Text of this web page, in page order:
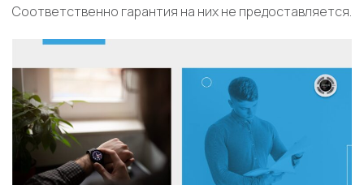
Соответственно гарантия на них не предоставляется.